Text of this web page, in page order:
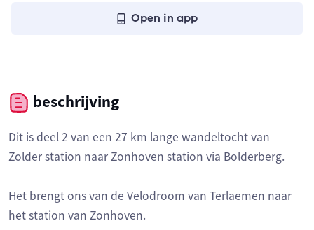
Open in app
beschrijving
Dit is deel 2 van een 27 km lange wandeltocht van
Zolder station naar Zonhoven station via Bolderberg.
Het brengt ons van de Velodroom van Terlaemen naar
het station van Zonhoven.